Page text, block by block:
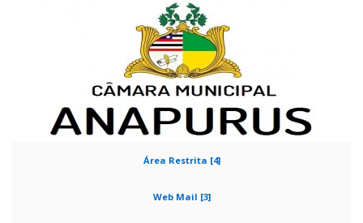
Área Restrita [4]
Web Mail [3]